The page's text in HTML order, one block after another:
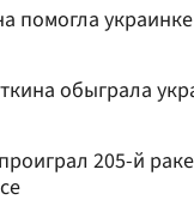
помогла
обыграла
205-й